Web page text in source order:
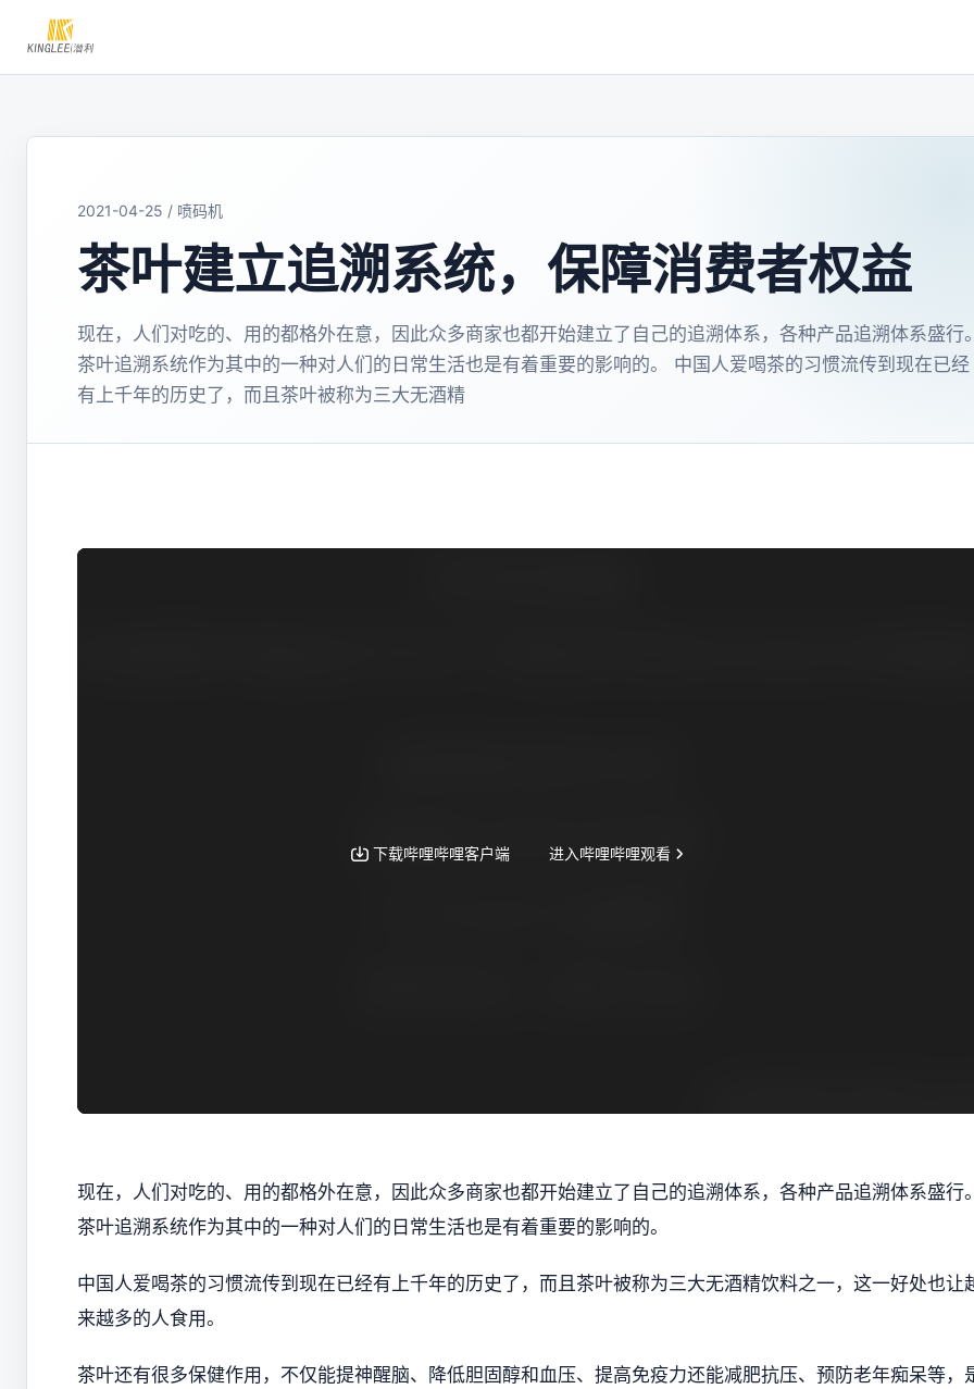
2021-04-25 / 喷码机
茶叶建立追溯系统，保障消费者权益
现在，人们对吃的、用的都格外在意，因此众多商家也都开始建立了自己的追溯体系，各种产品追溯体系盛行
茶叶追溯系统作为其中的一种对人们的日常生活也是有着重要的影响的。 中国人爱喝茶的习惯流传到现在已经
有上千年的历史了，而且茶叶被称为三大无酒精
现在，人们对吃的、用的都格外在意，因此众多商家也都开始建立了自己的追溯体系，各种产品追溯体系盛行
茶叶追溯系统作为其中的一种对人们的日常生活也是有着重要的影响的。
中国人爱喝茶的习惯流传到现在已经有上千年的历史了，而且茶叶被称为三大无酒精饮料之一，这一好处也让
来越多的人食用。
茶叶还有很多保健作用，不仅能提神醒脑、降低胆固醇和血压、提高免疫力还能减肥抗压、预防老年痴呆等，